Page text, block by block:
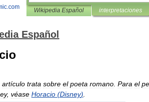
Wikipedia Español interpretaciones
Español
artículo trata sobre el poeta romano Para el
, véase Horacio (Disney)